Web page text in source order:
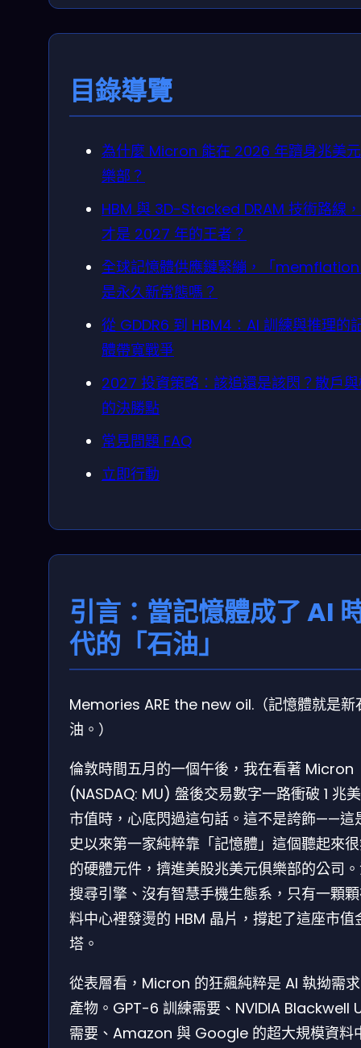
目錄導覽
為什麼 Micron 能在 2026 年躋身兆美
樂部？
HBM 與 3D-Stacked DRAM 技術路線
才是 2027 年的王者？
全球記憶體供應鏈緊繃，「
是永久新常態嗎？
從 GDDR6 到 HBM4：AI 訓練與推理的
體帶寬戰爭
2027 投資策略：該追還是該閃？散戶
的決勝點
常見問題 FAQ
立即行動
引言：當記憶體成了 AI
代的「石油」
Memories ARE the new oil.（記憶體就是新
油。）
倫敦時間五月的一個午後，我在看著 Micron
(NASDAQ: MU) 盤後交易數字一路衝破 1 兆
市值時，心底閃過這句話。這不是誇飾——這
史以來第一家純粹靠「記憶體」這個聽起來
的硬體元件，擠進美股兆美元俱樂部的公司
搜尋引擎、沒有智慧手機生態系，只有一顆
料中心裡發燙的 HBM 晶片，撐起了這座市值
塔。
從表層看，Micron 的狂飆純粹是 AI 執拗需
產物。GPT-6 訓練需要、NVIDIA Blackwell
需要、Amazon 與 Google 的超大規模資料